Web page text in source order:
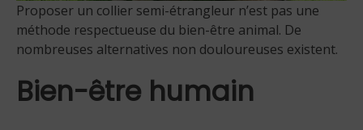
Proposer un collier semi-étrangleur n’est pas une
méthode respectueuse du bien-être animal. De
nombreuses alternatives non douloureuses existent.
Bien-être humain